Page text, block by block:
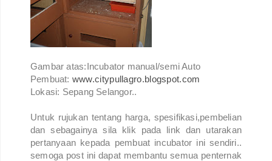
Gambar atas:Incubator manual/semi Auto
Pembuat: www.citypullagro.blogspot.com
Lokasi: Sepang Selangor..
Untuk rujukan tentang harga, spesifikasi,pembelian
dan sebagainya sila klik pada link dan utarakan
pertanyaan kepada pembuat incubator ini sendiri..
semoga post ini dapat membantu semua penternak